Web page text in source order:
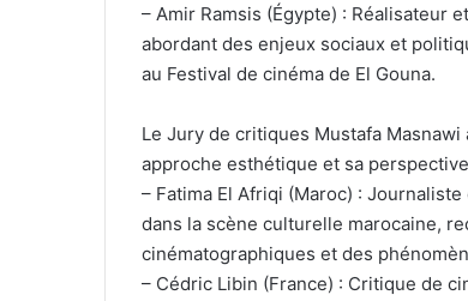
– Amir Ramsis (Égypte) : Réalisateur
abordant des enjeux sociaux et
au Festival de cinéma de El Gouna.
Le Jury de critiques Mustafa
approche esthétique et sa
– Fatima El Afriqi (Maroc) :
dans la scène culturelle marocaine,
cinématographiques et des
– Cédric Libin (France) : Critique de